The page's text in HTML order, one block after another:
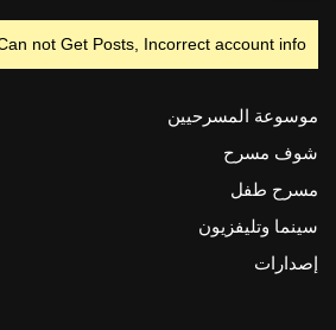
not Get Posts, Incorrect account info.
موسوعة المسرحيين
شوف مسرح
مسرح طفل
سينما وتليفزيون
إصدارات